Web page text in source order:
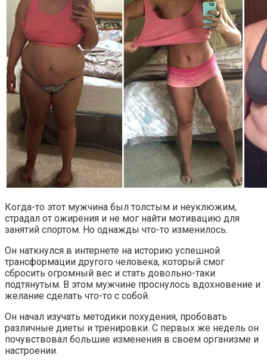
Когда-то этот мужчина был толстым и неуклюжим,
страдал от ожирения и не мог найти мотивацию для
занятий спортом. Но однажды что-то изменилось.
Он наткнулся в интернете на историю успешной
трансформации другого человека, который смог
сбросить огромный вес и стать довольно-таки
подтянутым. В этом мужчине проснулось вдохновение и
желание сделать что-то с собой.
Он начал изучать методики похудения, пробовать
различные диеты и тренировки. С первых же недель он
почувствовал большие изменения в своем организме и
настроении.